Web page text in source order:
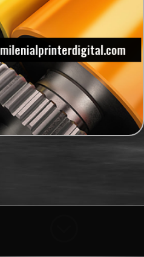
milenialprinterdigital.com